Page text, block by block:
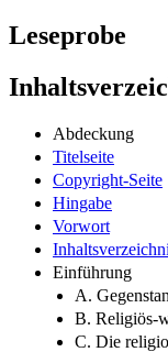
Leseprobe
Abdeckung
Titelseite
Copyright-Seite
Hingabe
Vorwort
Einführung
A.
B. Religiös-
C. Die